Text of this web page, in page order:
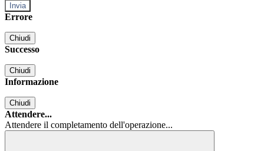
Errore
Chiudi
Successo
Chiudi
Informazione
Chiudi
Attendere...
Attendere il completamento dell'operazione...